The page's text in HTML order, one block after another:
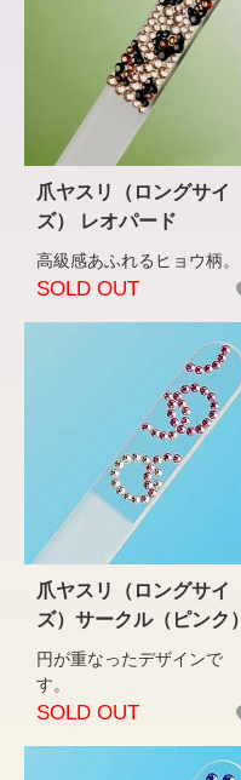
爪ヤスリ（ロングサイ
ズ） レオパード
高級感あふれるヒョウ柄。
SOLD OUT
爪ヤスリ（ロングサイ
ズ）サークル（ピンク）
円が重なったデザインで
す。
SOLD OUT